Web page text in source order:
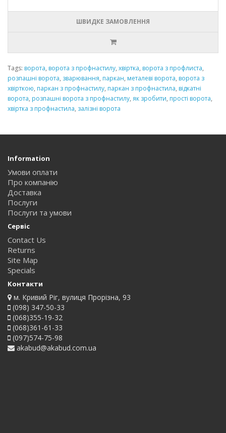
ШВИДКЕ ЗАМОВЛЕННЯ
Tags: ворота, ворота з профнастилу, хвіртка, ворота з профлиста,
розпашні ворота, зварювання, паркан, металеві ворота, ворота з
хвірткою, паркан з профнастилу, паркан з профнастила, відкатні
ворота, розпашні ворота з профнастилу, як зробити, прості ворота,
хвіртка з профнастила, залізні ворота
Information
Умови оплати
Про компанію
Доставка
Послуги
Послуги та умови
Сервіс
Contact Us
Returns
Site Map
Specials
Контакти
м. Кривий Ріг, вулиця Прорізна, 93
(098) 347-50-33
(068)355-19-32
(068)361-61-33
(097)574-75-98
akabud@akabud.com.ua